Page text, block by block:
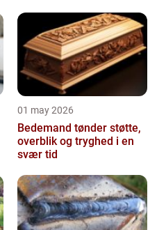
01 may 2026
Bedemand tønder støtte,
overblik og tryghed i en
svær tid